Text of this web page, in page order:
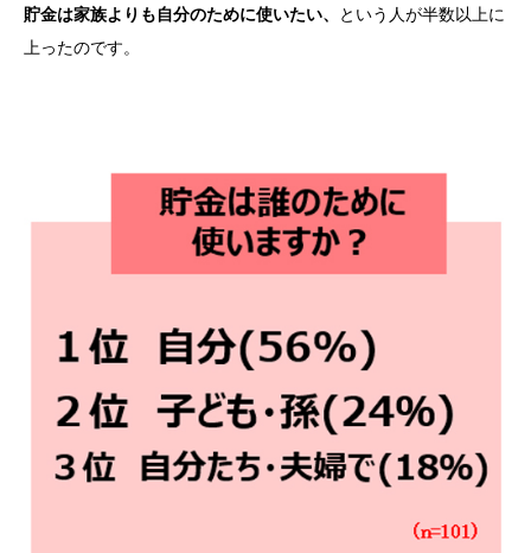
貯金は家族よりも自分のために使いたい、
という人が半数以上に
上ったのです。